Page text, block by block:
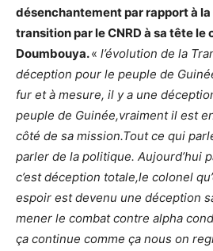
désenchantement par rapport à
transition par le CNRD à sa tête le
Doumbouya.« l’évolution de la
déception pour le peuple de
fur et à mesure, il y a une
peuple de Guinée,vraiment il est
côté de sa mission.Tout ce qui
parler de la politique. Aujourd’hui
c’est déception totale,le colonel
espoir est devenu une déception
mener le combat contre alpha
ça continue comme ça nous on